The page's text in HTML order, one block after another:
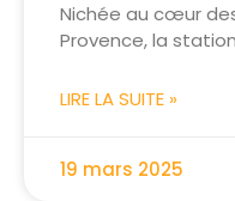
Nichée au cœur
Provence, la
LIRE LA SUITE »
19 mars 2025